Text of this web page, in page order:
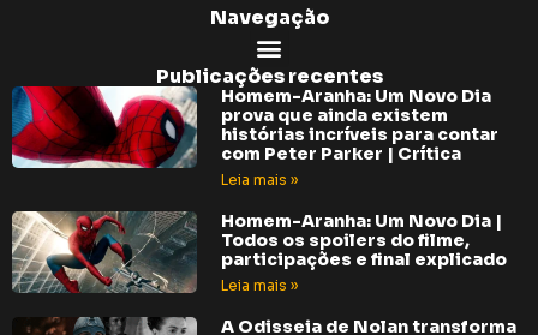
Navegação
Publicações recentes
Homem-Aranha: Um Novo Dia
prova que ainda existem
histórias incríveis para contar
com Peter Parker | Crítica
Leia mais »
Homem-Aranha: Um Novo Dia |
Todos os spoilers do filme,
participações e final explicado
Leia mais »
A Odisseia de Nolan transforma